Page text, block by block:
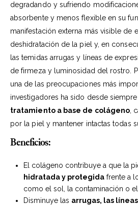
degradando y sufriendo
absorbente y menos flexible en su
manifestación externa más visible de
deshidratación de la piel y, en
las temidas arrugas y líneas de
de firmeza y luminosidad del rostro.
una de las preocupaciones más
investigadores ha sido desde
tratamiento a base de colágeno ,
por la piel y mantener intactas todas
Beneficios:
El colágeno contribuye a que la
hidratada y protegida frente a
como el sol, la contaminación o el
Disminuye las arrugas, las